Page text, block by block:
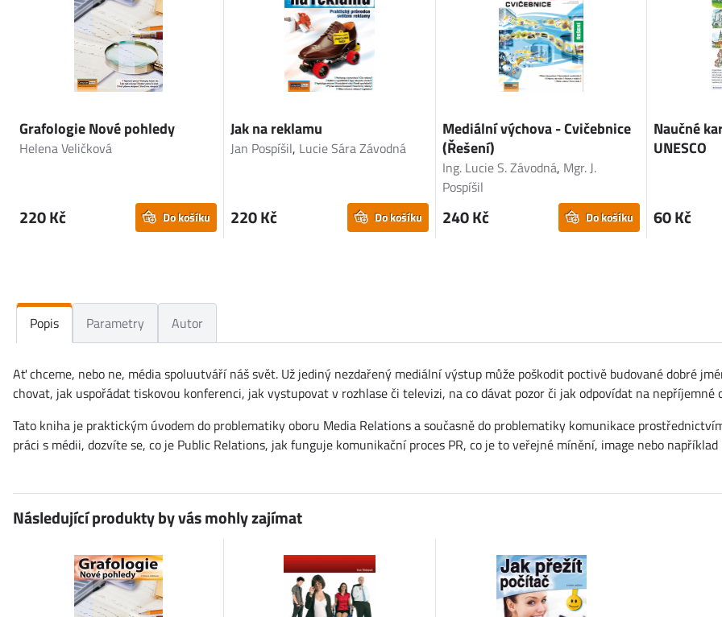
Grafologie Nové pohledy
Helena Veličková
220 Kč Do košíku
Jak na reklamu
Jan Pospíšil, Lucie Sára Závodná
220 Kč Do košíku
Mediální výchova - Cvičebnice
(Řešení)
Ing. Lucie S. Závodná, Mgr. J.
Pospíšil
240 Kč Do košíku
Naučné
UNESCO
60 Kč
Popis Parametry Autor
Ať chceme, nebo ne, média spoluutváří náš svět. Už jediný nezdařený mediální výstup může poškodit poctivě budované dobré
chovat, jak uspořádat tiskovou konferenci, jak vystupovat v rozhlase či televizi, na co dávat pozor či jak odpovídat na nepříjemné
Tato kniha je praktickým úvodem do problematiky oboru Media Relations a současně do problematiky komunikace
práci s médii, dozvíte se, co je Public Relations, jak funguje komunikační proces PR, co je to veřejné mínění, image nebo například
Následující produkty by vás mohly zajímat